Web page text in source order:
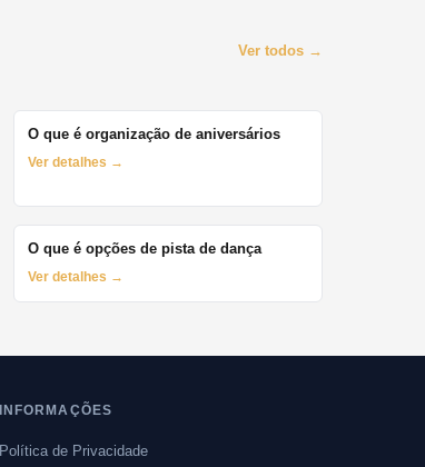
Ver todos →
O que é organização de aniversários
Ver detalhes →
O que é opções de pista de dança
Ver detalhes →
INFORMAÇÕES
Política de Privacidade